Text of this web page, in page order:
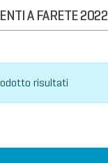
A FARETE 2022
risultati